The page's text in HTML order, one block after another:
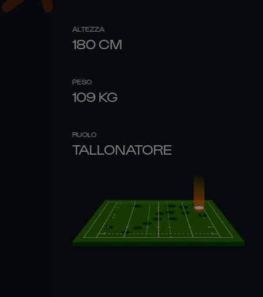
ALTEZZA
180 CM
PESO
109 KG
RUOLO
TALLONATORE